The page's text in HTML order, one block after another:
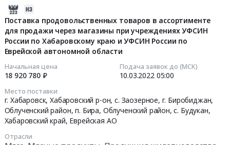
Поставка продовольственных товаров в ассортименте
для продажи через магазины при учреждениях УФСИН
России по Хабаровскому краю и УФСИН России по
Еврейской автономной области
Начальная цена
18 920 780 ₽
Подача заявок до (МСК)
10.03.2022 05:00
Место поставки
г. Хабаровск, Хабаровский р-он, с. Заозерное, г. Биробиджан,
Облученский район, п. Бира, Облученский район, с. Будукан,
Хабаровский край, Еврейская АО
Отрасли